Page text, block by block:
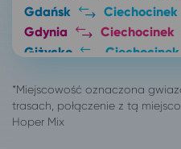
Gdańsk
Ciechocinek
Gdynia
Ciechocinek
Giżycko
Ciechocinek
Głogów
Ciechocinek
Gniezno
Ciechocinek
Gorzów Wielkopolski